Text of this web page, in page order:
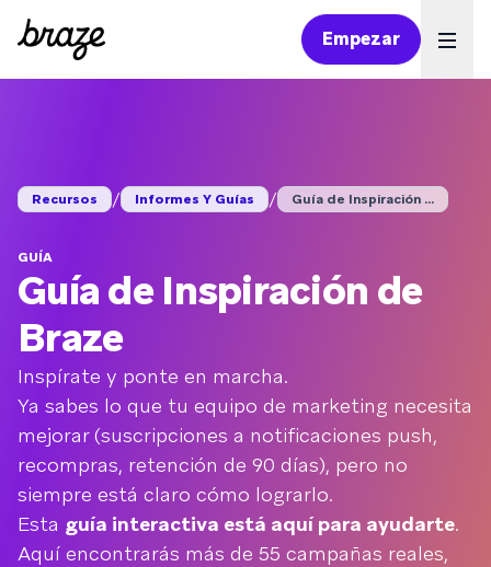
Empezar
Recursos / Informes Y Guías / Guía de Inspiración ...
GUÍA
Guía de Inspiración de
Braze
Inspírate y ponte en marcha.
Ya sabes lo que tu equipo de marketing necesita
mejorar (suscripciones a notificaciones push,
recompras, retención de 90 días), pero no
siempre está claro cómo lograrlo.
Esta guía interactiva está aquí para ayudarte.
Aquí encontrarás más de 55 campañas reales,